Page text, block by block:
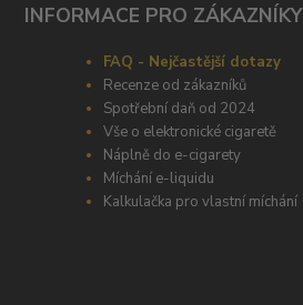
INFORMACE PRO ZÁKAZNÍKY
FAQ - Nejčastější dotazy
Recenze od zákazníků
Spotřební daň od 2024
Vše o elektronické cigaretě
Náplně do e-cigarety
Míchání e-liquidu
Kalkulačka pro vlastní míchání